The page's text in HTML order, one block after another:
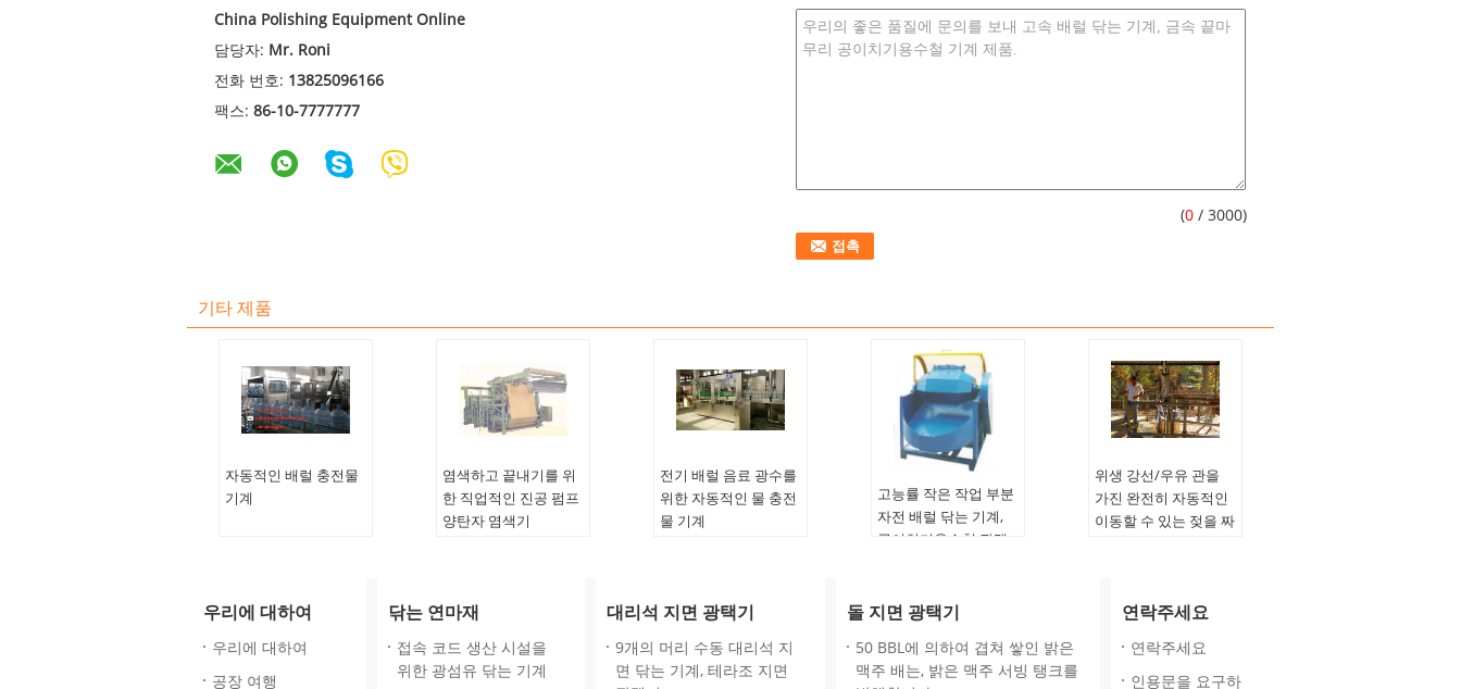
China Polishing Equipment Online
담당자: Mr. Roni
전화 번호: 13825096166
팩스: 86-10-7777777
(0 / 3000)
기타 제품
자동적인 배럴 충전물
기계
염색하고 끝내기를 위
한 직업적인 진공 펌프
양탄자 염색기
습니다
기계 폭::
할 수 있습니다
전반적인 차원
전기 배럴 음료 광수를
위한 자동적인 물 충전
물 기계
모자를 씌우는 머리:
PC
병 양:200ml에
1500ml/2L에 10L
고능률 작은 작업 부분
자전 배럴 닦는 기계,
공이치기용수철 광택
지상 비분쇄기
응용 프로그램: 연마
디멘죤 ::
위생 강선/우유 관을
가진 완전히 자동적인
이동할 수 있는 젖을 짜
우리에 대하여
우리에 대하여
공장 여행
닦는 연마재
접속 코드 생산 시설을
위한 광섬유 닦는 기계
대리석 지면 광택기
9개의 머리 수동 대리석 지
면 닦는 기계, 테라조 지면
돌 지면 광택기
50 BBL에 의하여 겹쳐 쌓인 밝은
맥주 배는, 밝은 맥주 서빙 탱크를
연락주세요
연락주세요
인용문을 요구하